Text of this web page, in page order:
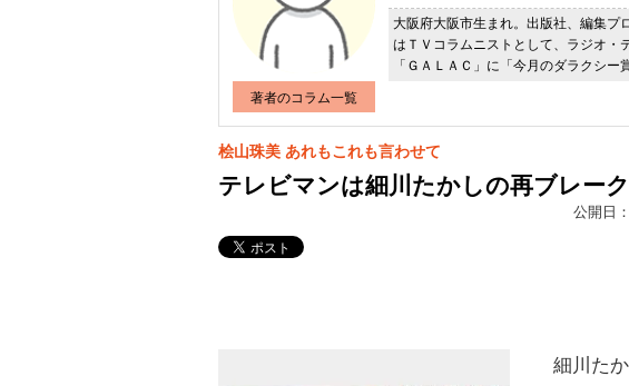
著者のコラム一覧
大阪府大阪市生まれ。出版社、編集プ
はＴＶコラムニストとして、ラジオ・
「ＧＡＬＡＣ」に「今月のダラクシー
桧山珠美 あれもこれも言わせて
テレビマンは細川たかしの再ブレー
公開日：
細川たか